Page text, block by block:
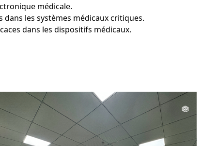
médicale.
les systèmes médicaux critiques.
dans les dispositifs médicaux.
systèmes de surveillance de la glycémie et